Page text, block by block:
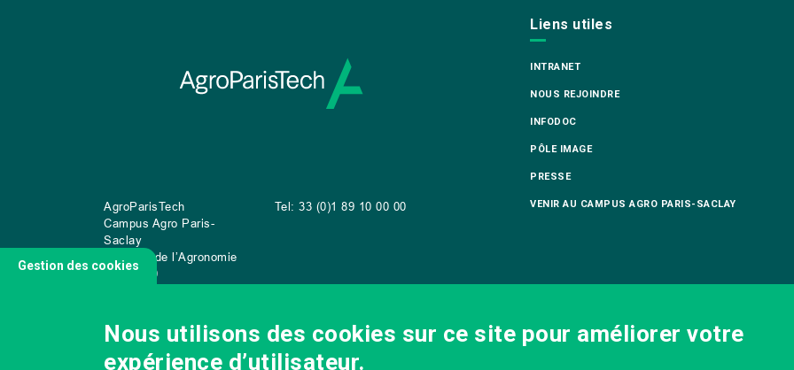
AgroParisTech
Campus Agro Paris-
Saclay
22 place de l’Agronomie
CS20040
Tel: 33 (0)1 89 10 00 00
Liens utiles
INTRANET
NOUS REJOINDRE
INFODOC
PÔLE IMAGE
PRESSE
VENIR AU CAMPUS AGRO PARIS-SACLAY
Gestion des cookies
Nous utilisons des cookies sur ce site pour améliorer votre
expérience d’utilisateur.